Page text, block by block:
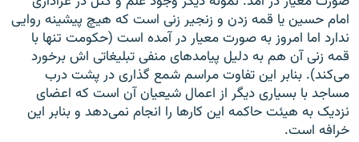
امام حسین یا قمه زدن و زنجیر زنی است که هیچ پیشینه روایی
ندارد اما امروز به صورت معیار در آمده است (حکومت تنها با
قمه زنی آن هم به دلیل پیامدهای منفی تبلیغاتی اش برخورد
می‌کند). بنابر این تفاوت مراسم شمع گذاری در پشت درب
مساجد با بسیاری دیگر از اعمال شیعیان آن است که اعضای
نزدیک به هیئت حاکمه این کارها را انجام نمی‌دهد و بنابر این
خرافه است.